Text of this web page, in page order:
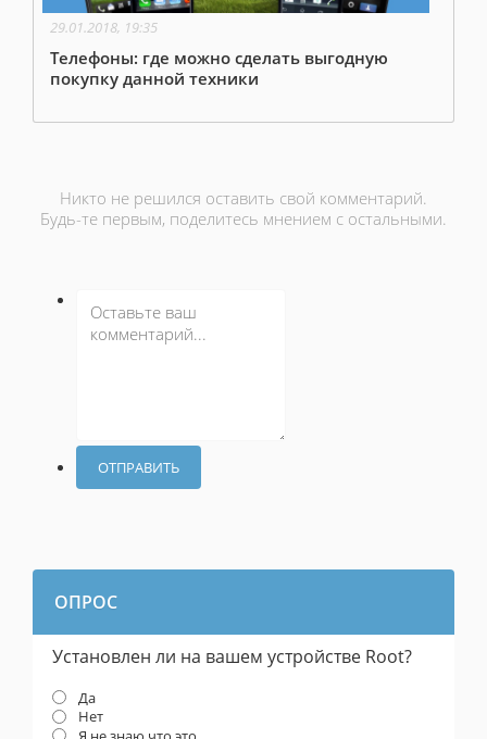
29.01.2018, 19:35
Телефоны: где можно сделать выгодную
покупку данной техники
Никто не решился оставить свой комментарий.
Будь-те первым, поделитесь мнением с остальными.
ОТПРАВИТЬ
ОПРОС
Установлен ли на вашем устройстве Root?
Да
Нет